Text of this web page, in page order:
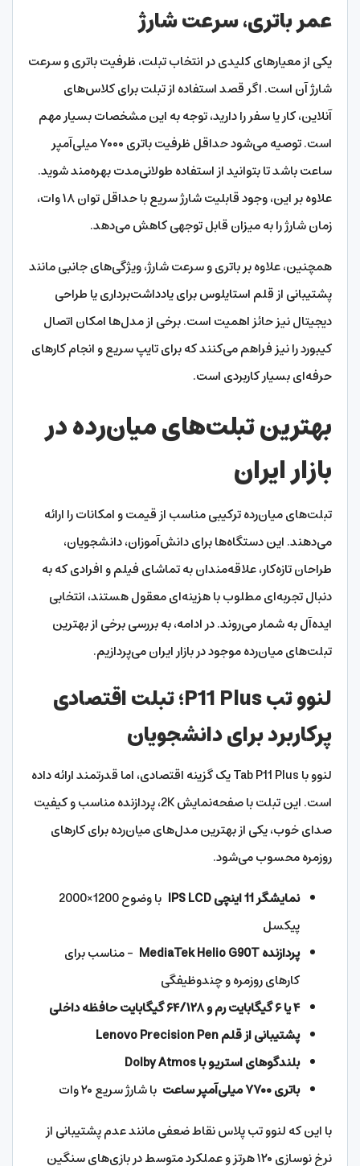
عمر باتری، سرعت شارژ
یکی از معیارهای کلیدی در انتخاب تبلت، ظرفیت باتری و سرعت
شارژ آن است. اگر قصد استفاده از تبلت برای کلاس‌های
آنلاین، کار یا سفر را دارید، توجه به این مشخصات بسیار مهم
است. توصیه می‌شود حداقل ظرفیت باتری ۷۰۰۰ میلی‌آمپر
ساعت باشد تا بتوانید از استفاده طولانی‌مدت بهره‌مند شوید.
علاوه بر این، وجود قابلیت شارژ سریع با حداقل توان ۱۸ وات،
زمان شارژ را به میزان قابل توجهی کاهش می‌دهد.
همچنین، علاوه بر باتری و سرعت شارژ، ویژگی‌های جانبی مانند
پشتیبانی از قلم استایلوس برای یادداشت‌برداری یا طراحی
دیجیتال نیز حائز اهمیت است. برخی از مدل‌ها امکان اتصال
کیبورد را نیز فراهم می‌کنند که برای تایپ سریع و انجام کارهای
حرفه‌ای بسیار کاربردی است.
بهترین تبلت‌های میان‌رده در
بازار ایران
تبلت‌های میان‌رده ترکیبی مناسب از قیمت و امکانات را ارائه
می‌دهند. این دستگاه‌ها برای دانش‌آموزان، دانشجویان،
طراحان تازه‌کار، علاقه‌مندان به تماشای فیلم و افرادی که به
دنبال تجربه‌ای مطلوب با هزینه‌ای معقول هستند، انتخابی
ایده‌آل به شمار می‌روند. در ادامه، به بررسی برخی از بهترین
تبلت‌های میان‌رده موجود در بازار ایران می‌پردازیم.
لنوو تب P11 Plus؛ تبلت اقتصادی
پرکاربرد برای دانشجویان
لنوو با Tab P11 Plus یک گزینه اقتصادی، اما قدرتمند ارائه داده
است. این تبلت با صفحه‌نمایش 2K، پردازنده مناسب و کیفیت
صدای خوب، یکی از بهترین مدل‌های میان‌رده برای کارهای
روزمره محسوب می‌شود.
نمایشگر 11 اینچی IPS LCD
با وضوح 1200×2000
پیکسل
پردازنده MediaTek Helio G90T
– مناسب برای
کارهای روزمره و چندوظیفگی
۴ یا ۶ گیگابایت رم و ۶۴/۱۲۸ گیگابایت حافظه داخلی
پشتیبانی از قلم Lenovo Precision Pen
بلندگوهای استریو با Dolby Atmos
باتری ۷۷۰۰ میلی‌آمپر ساعت
با شارژ سریع ۲۰ وات
با این که لنوو تب پلاس نقاط ضعفی مانند عدم پشتیبانی از
نرخ نوسازی ۱۲۰ هرتز و عملکرد متوسط در بازی‌های سنگین